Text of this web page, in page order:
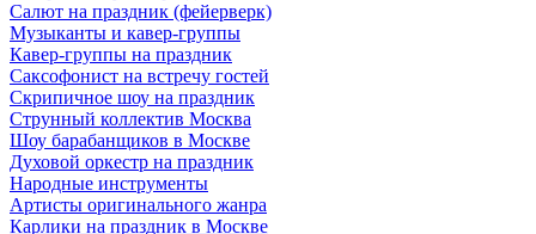
Салют на праздник (фейерверк)
Музыканты и кавер-группы
Кавер-группы на праздник
Саксофонист на встречу гостей
Скрипичное шоу на праздник
Струнный коллектив Москва
Шоу барабанщиков в Москве
Духовой оркестр на праздник
Народные инструменты
Артисты оригинального жанра
Карлики на праздник в Москве